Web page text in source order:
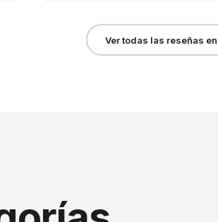
Ver todas las reseñas